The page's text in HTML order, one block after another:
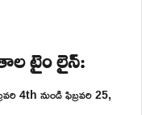
టైం లైన్:
4th నుండి ఫిబ్రవరి 25,